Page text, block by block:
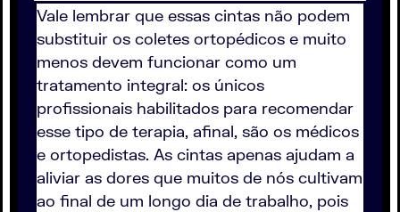
Vale lembrar que essas cintas não podem
substituir os coletes ortopédicos e muito
menos devem funcionar como um
tratamento integral: os únicos
profissionais habilitados para recomendar
esse tipo de terapia, afinal, são os médicos
e ortopedistas. As cintas apenas ajudam a
aliviar as dores que muitos de nós cultivam
ao final de um longo dia de trabalho, pois